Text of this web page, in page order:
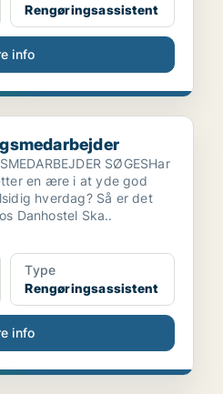
Rengøringsassistent
info
SØGESHar
en ære i at yde god
hverdag? Så er det
Danhostel Ska..
Type
Rengøringsassistent
info